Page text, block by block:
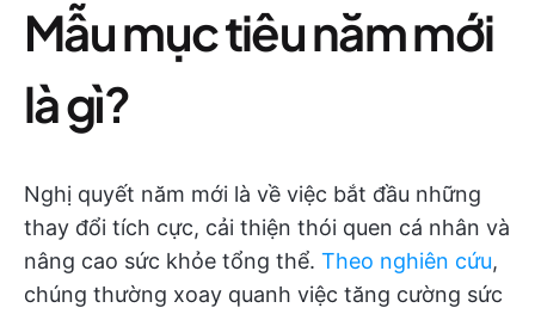
Mẫu mục tiêu năm mới
là gì?
Nghị quyết năm mới là về việc bắt đầu những
thay đổi tích cực, cải thiện thói quen cá nhân và
nâng cao sức khỏe tổng thể. Theo nghiên cứu,
chúng thường xoay quanh việc tăng cường sức